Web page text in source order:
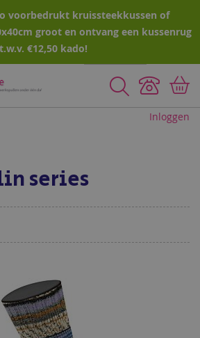
voorbedrukt kruissteekkussen of
groot en ontvang een kussenrug
t.w.v. €12,50 kado!
Zoeken
Inloggen
series